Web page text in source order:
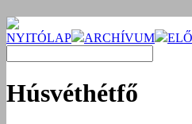
NYITÓLAP ARCHÍVUM
Húsvéthétfő